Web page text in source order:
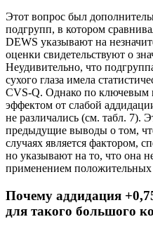
Этот вопрос был
подгрупп, в котором
DEWS указывают на
оценки свидетельствуют о
Неудивительно, что
сухого глаза имела
CVS-Q. Однако по ключевым
эффектом от слабой
не различались (см. табл. 7).
предыдущие выводы о том,
случаях является фактором,
но указывают на то, что она
применением
Почему аддидация
для такого большого